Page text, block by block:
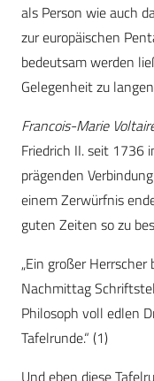
als Person wie auch
zur europäischen
bedeutsam werden
Gelegenheit zu
Francois-Marie
Friedrich II. seit 1736
prägenden
einem Zerwürfnis
guten Zeiten so zu
„Ein großer
Nachmittag
Philosoph voll edlen
Tafelrunde.“ (1)
Und eben diese